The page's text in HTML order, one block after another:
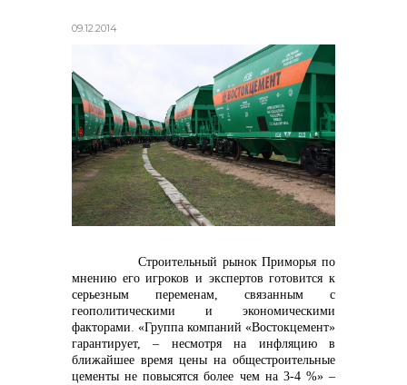
объявленные закупки
реализация неликвидов
контакты отдела закупок
09.12.2014
Строительный рынок Приморья по
мнению его игроков и экспертов готовится к
серьезным переменам, связанным с
геополитическими и экономическими
факторами. «Группа компаний «Востокцемент»
гарантирует, – несмотря на инфляцию в
ближайшее время цены на общестроительные
цементы не повысятся более чем на 3-4 %» –